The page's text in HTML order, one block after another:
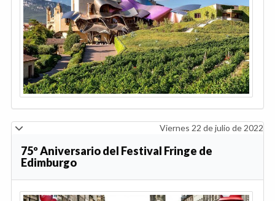
Viernes 22 de julio de 2022
75º Aniversario del Festival Fringe de
Edimburgo